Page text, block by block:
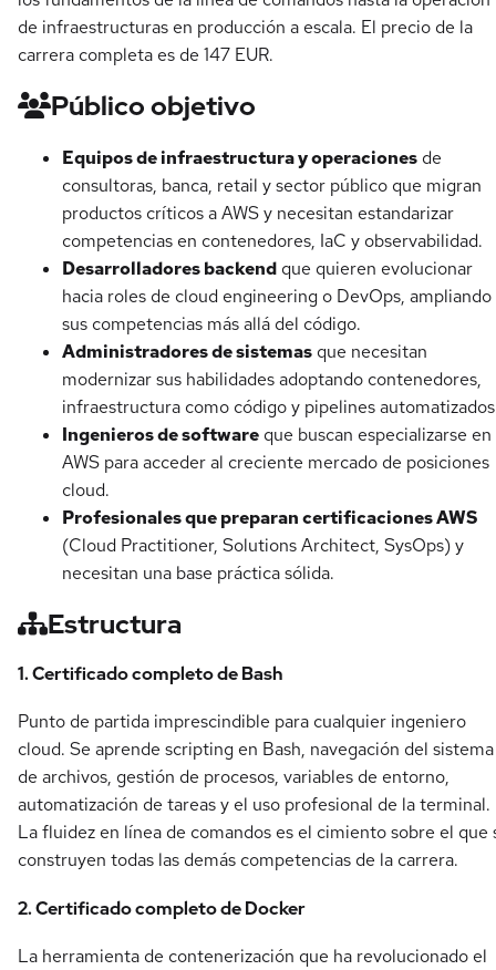
de infraestructuras en producción a escala. El precio de la
carrera completa es de 147 EUR.
Público objetivo
Equipos de infraestructura y operaciones de
consultoras, banca, retail y sector público que migran
productos críticos a AWS y necesitan estandarizar
competencias en contenedores, IaC y observabilidad.
Desarrolladores backend que quieren evolucionar
hacia roles de cloud engineering o DevOps, ampliando
sus competencias más allá del código.
Administradores de sistemas que necesitan
modernizar sus habilidades adoptando contenedores,
infraestructura como código y pipelines
Ingenieros de software que buscan especializarse en
AWS para acceder al creciente mercado de posiciones
cloud.
Profesionales que preparan certificaciones AWS
(Cloud Practitioner, Solutions Architect, SysOps) y
necesitan una base práctica sólida.
Estructura
1. Certificado completo de Bash
Punto de partida imprescindible para cualquier ingeniero
cloud. Se aprende scripting en Bash, navegación del sistema
de archivos, gestión de procesos, variables de entorno,
automatización de tareas y el uso profesional de la terminal.
La fluidez en línea de comandos es el cimiento sobre el que
construyen todas las demás competencias de la carrera.
2. Certificado completo de Docker
La herramienta de contenerización que ha revolucionado el